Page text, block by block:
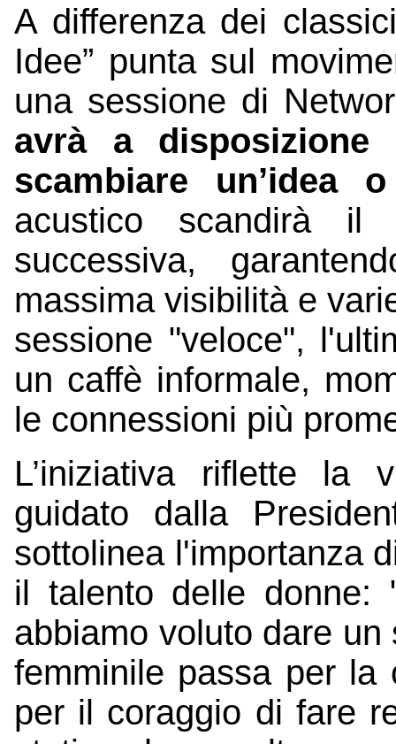
A differenza dei
Idee” punta sul
una sessione di
avrà a
scambiare un’idea
acustico scandirà il
successiva,
massima visibilità e
sessione "veloce",
un caffè informale,
le connessioni più
L’iniziativa riflette la
guidato dalla
sottolinea l'importanza
il talento delle donne:
abbiamo voluto dare un
femminile passa per la
per il coraggio di fare